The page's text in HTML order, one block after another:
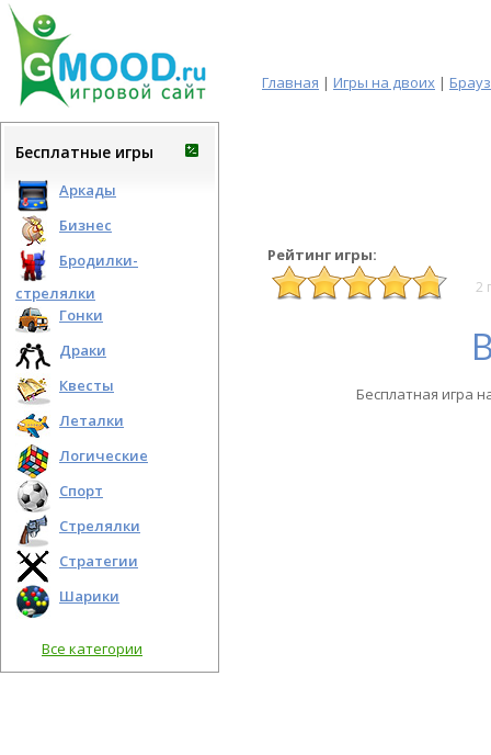
Главная | Игры на двоих |
Бесплатные игры
Аркады
Бизнес
Бродилки-
стрелялки
Гонки
Драки
Квесты
Леталки
Логические
Спорт
Стрелялки
Стратегии
Шарики
Все категории
Рейтинг игры:
2
Бесплатная игра